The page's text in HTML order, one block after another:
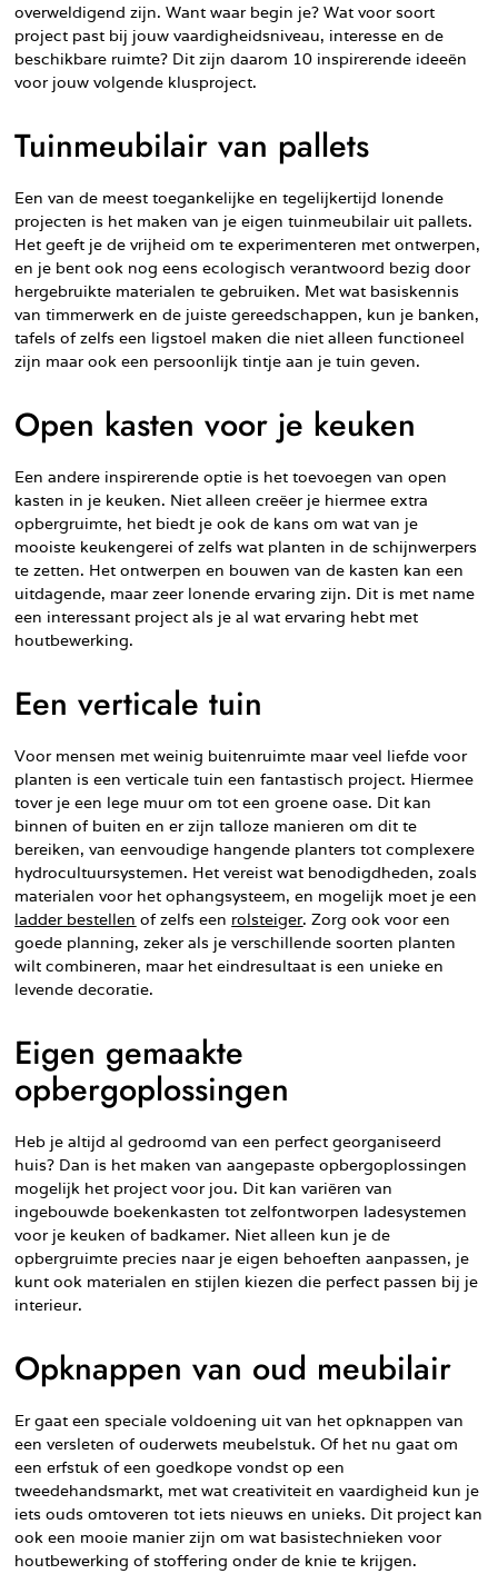
overweldigend zijn. Want waar begin je? Wat voor soort
project past bij jouw vaardigheidsniveau, interesse en de
beschikbare ruimte? Dit zijn daarom 10 inspirerende ideeën
voor jouw volgende klusproject.
Tuinmeubilair van pallets
Een van de meest toegankelijke en tegelijkertijd lonende
projecten is het maken van je eigen tuinmeubilair uit pallets.
Het geeft je de vrijheid om te experimenteren met ontwerpen,
en je bent ook nog eens ecologisch verantwoord bezig door
hergebruikte materialen te gebruiken. Met wat basiskennis
van timmerwerk en de juiste gereedschappen, kun je banken,
tafels of zelfs een ligstoel maken die niet alleen functioneel
zijn maar ook een persoonlijk tintje aan je tuin geven.
Open kasten voor je keuken
Een andere inspirerende optie is het toevoegen van open
kasten in je keuken. Niet alleen creëer je hiermee extra
opbergruimte, het biedt je ook de kans om wat van je
mooiste keukengerei of zelfs wat planten in de schijnwerpers
te zetten. Het ontwerpen en bouwen van de kasten kan een
uitdagende, maar zeer lonende ervaring zijn. Dit is met name
een interessant project als je al wat ervaring hebt met
houtbewerking.
Een verticale tuin
Voor mensen met weinig buitenruimte maar veel liefde voor
planten is een verticale tuin een fantastisch project. Hiermee
tover je een lege muur om tot een groene oase. Dit kan
binnen of buiten en er zijn talloze manieren om dit te
bereiken, van eenvoudige hangende planters tot complexere
hydrocultuursystemen. Het vereist wat benodigdheden, zoals
materialen voor het ophangsysteem, en mogelijk moet je een
ladder bestellen of zelfs een rolsteiger. Zorg ook voor een
goede planning, zeker als je verschillende soorten planten
wilt combineren, maar het eindresultaat is een unieke en
levende decoratie.
Eigen gemaakte
opbergoplossingen
Heb je altijd al gedroomd van een perfect georganiseerd
huis? Dan is het maken van aangepaste opbergoplossingen
mogelijk het project voor jou. Dit kan variëren van
ingebouwde boekenkasten tot zelfontworpen ladesystemen
voor je keuken of badkamer. Niet alleen kun je de
opbergruimte precies naar je eigen behoeften aanpassen, je
kunt ook materialen en stijlen kiezen die perfect passen bij je
interieur.
Opknappen van oud meubilair
Er gaat een speciale voldoening uit van het opknappen van
een versleten of ouderwets meubelstuk. Of het nu gaat om
een erfstuk of een goedkope vondst op een
tweedehandsmarkt, met wat creativiteit en vaardigheid kun je
iets ouds omtoveren tot iets nieuws en unieks. Dit project kan
ook een mooie manier zijn om wat basistechnieken voor
houtbewerking of stoffering onder de knie te krijgen.